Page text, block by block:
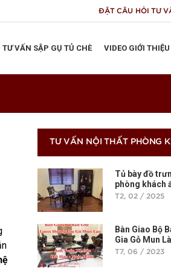
ĐẶT CÂU HỎI TƯ
TƯ VẤN SẬP GỤ TỦ CHÈ VIDEO GIỚI
TƯ VẤN NỘI THẤT PHÒNG
Tủ bày đồ
phòng khách
T2, 02 / 2025
Bàn Giao Bộ
Gia Gỗ Mun
T7, 06 / 2023